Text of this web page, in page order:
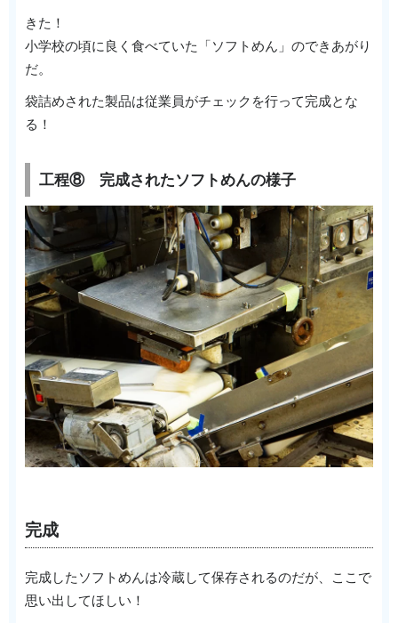
きた！
小学校の頃に良く食べていた「ソフトめん」のできあがり
だ。
袋詰めされた製品は従業員がチェックを行って完成とな
る！
工程⑧ 完成されたソフトめんの様子
完成
完成したソフトめんは冷蔵して保存されるのだが、ここで
思い出してほしい！